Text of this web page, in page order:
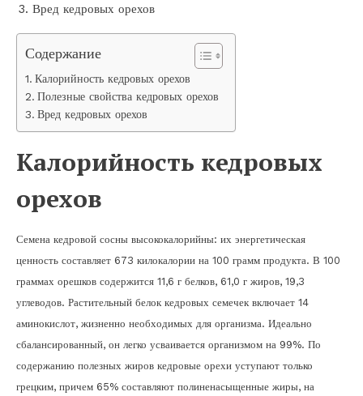
Вред кедровых орехов
Содержание
Калорийность кедровых орехов
Полезные свойства кедровых орехов
Вред кедровых орехов
Калорийность кедровых
орехов
Семена кедровой сосны высококалорийны: их энергетическая
ценность составляет 673 килокалории на 100 грамм продукта. В 100
граммах орешков содержится 11,6 г белков, 61,0 г жиров, 19,3
углеводов. Растительный белок кедровых семечек включает 14
аминокислот, жизненно необходимых для организма. Идеально
сбалансированный, он легко усваивается организмом на 99%. По
содержанию полезных жиров кедровые орехи уступают только
грецким, причем 65% составляют полиненасыщенные жиры, на